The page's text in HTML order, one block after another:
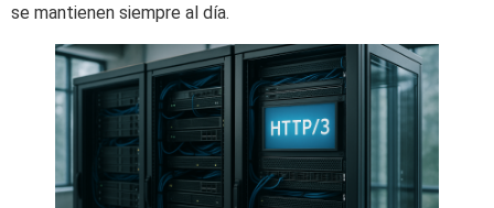
se mantienen siempre al día.